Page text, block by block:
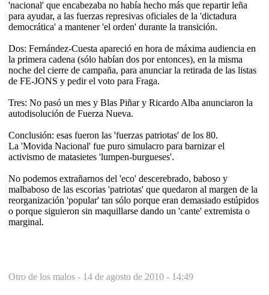
'nacional' que encabezaba no había hecho más que repartir leña
para ayudar, a las fuerzas represivas oficiales de la 'dictadura
democrática' a mantener 'el orden' durante la transición.
Dos: Fernández-Cuesta apareció en hora de máxima audiencia en
la primera cadena (sólo habían dos por entonces), en la misma
noche del cierre de campaña, para anunciar la retirada de las listas
de FE-JONS y pedir el voto para Fraga.
Tres: No pasó un mes y Blas Piñar y Ricardo Alba anunciaron la
autodisolución de Fuerza Nueva.
Conclusión: esas fueron las 'fuerzas patriotas' de los 80.
La 'Movida Nacional' fue puro simulacro para barnizar el
activismo de matasietes 'lumpen-burgueses'.
No podemos extrañarnos del 'eco' descerebrado, baboso y
malbaboso de las escorias 'patriotas' que quedaron al margen de la
reorganización 'popular' tan sólo porque eran demasiado estúpidos
o porque siguieron sin maquillarse dando un 'cante' extremista o
marginal.
Otro de los malos - 14 de agosto de 2010 - 14:49